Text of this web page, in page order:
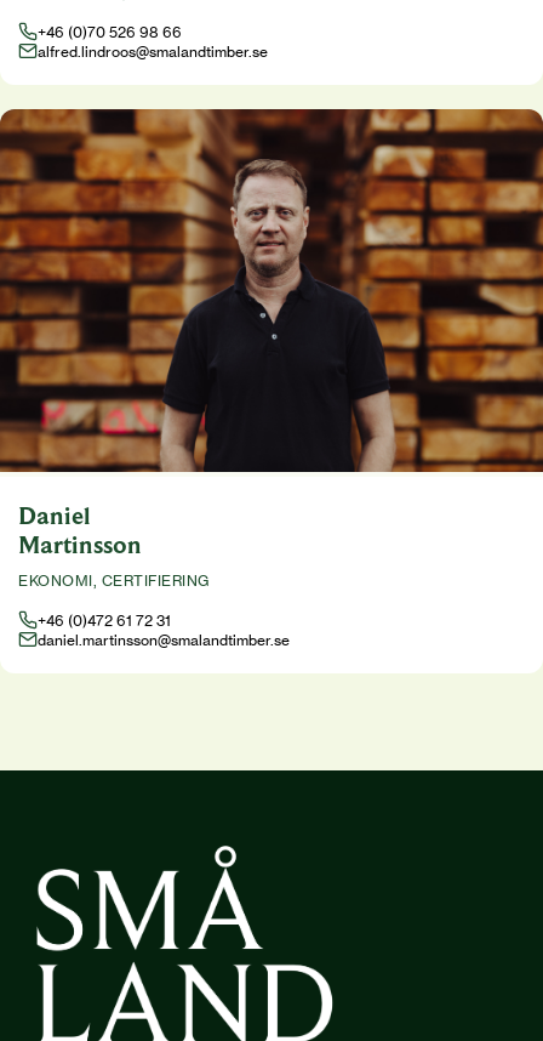
+46 (0)70 526 98 66
alfred.lindroos@smalandtimber.se
Daniel
Martinsson
EKONOMI, CERTIFIERING
+46 (0)472 61 72 31
daniel.martinsson@smalandtimber.se